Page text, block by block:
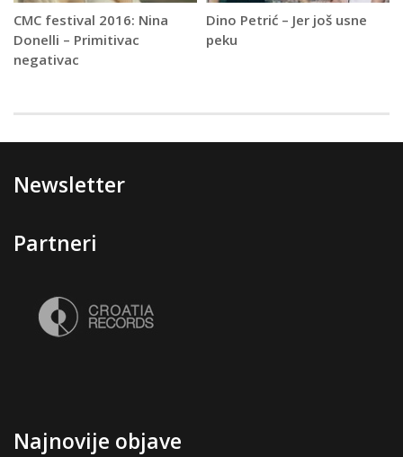
CMC festival 2016: Nina
Donelli – Primitivac
negativac
Dino Petrić – Jer još usne
peku
Newsletter
Partneri
Najnovije objave